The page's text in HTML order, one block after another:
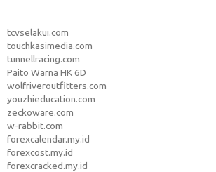
tcvselakui.com
touchkasimedia.com
tunnellracing.com
Paito Warna HK 6D
wolfriveroutfitters.com
youzhieducation.com
zeckoware.com
w-rabbit.com
forexcalendar.my.id
forexcost.my.id
forexcracked.my.id